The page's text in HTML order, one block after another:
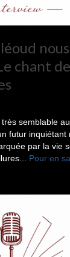
chant
semblable
futur inquiétant
par la vie
Pour en